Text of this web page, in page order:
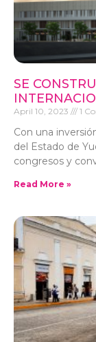
SE
April 10, 2023 1
Con una
del Estado de
congresos y
Read More »